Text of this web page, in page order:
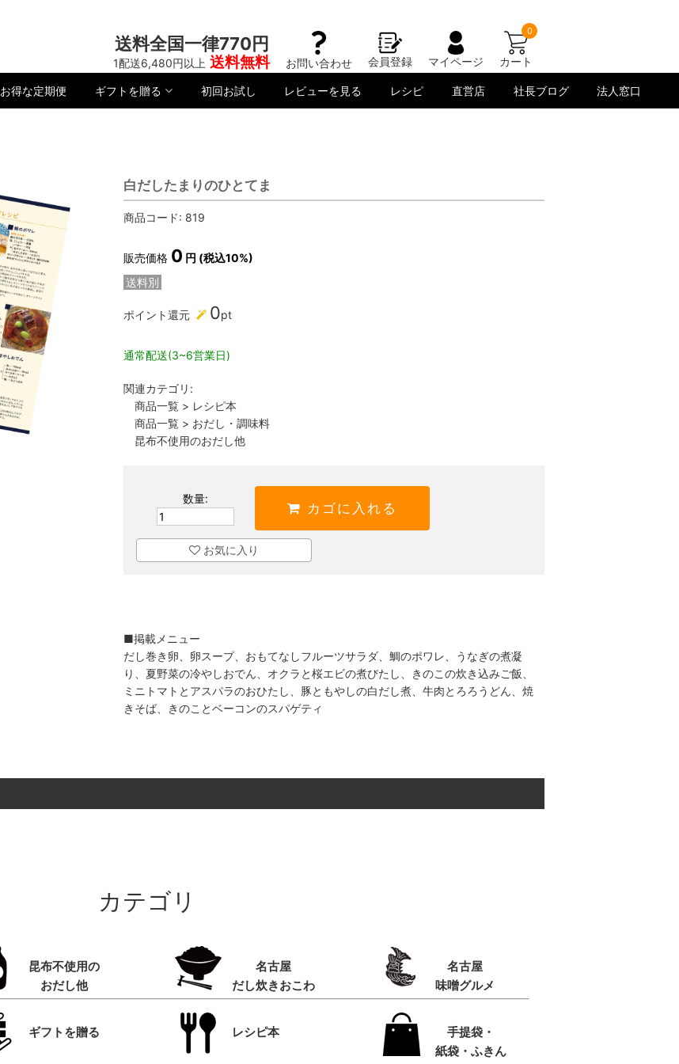
送料全国一律770円
1配送6,480円以上 送料無料 お問い合わせ 会員登録 マイページ カート
0
お得な定期便 ギフトを贈る 初回お試し レビューを見る レシピ 直営店 社長ブログ 法人窓口
白だしたまりのひとてま
商品コード: 819
販売価格 0 円 (税込10%)
送料別
ポイント還元 0pt
通常配送(3~6営業日)
関連カテゴリ:
商品一覧> レシピ本
商品一覧> おだし・調味料
昆布不使用のおだし他
数量:
カゴに入れる
お気に入り
■掲載メニュー
だし巻き卵、卵スープ、おもてなしフルーツサラダ、鯛のポワレ、うなぎの煮凝
り、夏野菜の冷やしおでん、オクラと桜エビの煮びたし、きのこの炊き込みご飯、
ミニトマトとアスパラのおひたし、豚ともやしの白だし煮、牛肉とろろうどん、焼
きそば、きのことベーコンのスパゲティ
カテゴリ
昆布不使用の
おだし他
名古屋
だし炊きおこわ
名古屋
味噌グルメ
ギフトを贈る レシピ本
手提袋・
紙袋・ふきん